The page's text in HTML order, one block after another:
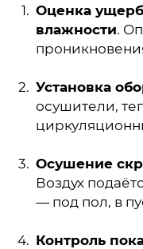
Оценка
влажности.
Установка
осушители,
Осушение
Воздух
— под пол, в
Контроль